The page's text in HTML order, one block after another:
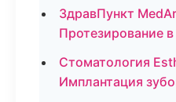
ЗдравПункт
Протезирование
Стоматология
Имплантация